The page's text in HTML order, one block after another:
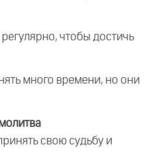
чтобы достичь
много времени, но они
свою судьбу и